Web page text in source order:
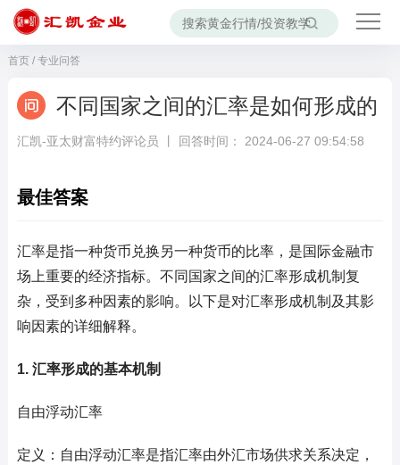
首页/ 专业问答
不同国家之间的汇率是如何形成的
汇凯-亚太财富特约评论员 丨 回答时间： 2024-06-27 09:54:58
最佳答案
汇率是指一种货币兑换另一种货币的比率，是国际金融市
场上重要的经济指标。不同国家之间的汇率形成机制复
杂，受到多种因素的影响。以下是对汇率形成机制及其影
响因素的详细解释。
1. 汇率形成的基本机制
自由浮动汇率
定义：自由浮动汇率是指汇率由外汇市场供求关系决定，